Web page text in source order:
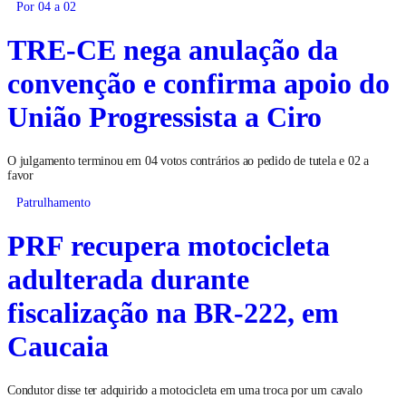
Por 04 a 02
TRE-CE nega anulação da
convenção e confirma apoio do
União Progressista a Ciro
O julgamento terminou em 04 votos contrários ao pedido de tutela e 02 a
favor
Patrulhamento
PRF recupera motocicleta
adulterada durante
fiscalização na BR-222, em
Caucaia
Condutor disse ter adquirido a motocicleta em uma troca por um cavalo